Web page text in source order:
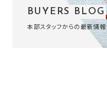
BUYERS BLOG
本部スタッフからの最新情報